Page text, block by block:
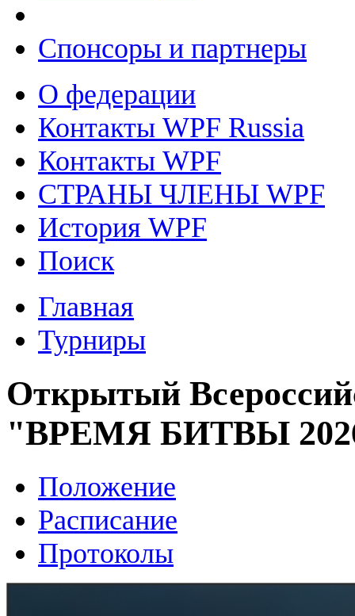
Спонсоры и партнеры
О федерации
Контакты WPF Russia
Контакты WPF
СТРАНЫ ЧЛЕНЫ WPF
История WPF
Поиск
Главная
Турниры
Открытый
"ВРЕМЯ БИТВЫ
Положение
Расписание
Протоколы